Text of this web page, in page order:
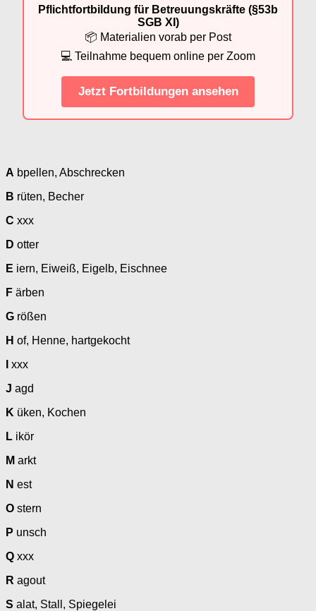
Pflichtfortbildung für Betreuungskräfte (§53b
SGB XI)
📦 Materialien vorab per Post
💻 Teilnahme bequem online per Zoom
Jetzt Fortbildungen ansehen
A bpellen, Abschrecken
B rüten, Becher
C xxx
D otter
E iern, Eiweiß, Eigelb, Eischnee
F ärben
G rößen
H of, Henne, hartgekocht
xxx
J agd
K üken, Kochen
L ikör
M arkt
N est
O stern
P unsch
Q xxx
R agout
S alat, Stall, Spiegelei